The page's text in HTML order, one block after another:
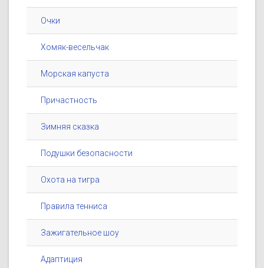
Очки
Хомяк-весельчак
Морская капуста
Причастность
Зимняя сказка
Подушки безопасности
Охота на тигра
Правила тенниса
Зажигательное шоу
Адаптиция